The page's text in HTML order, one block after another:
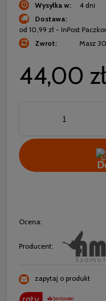
Wysyłka w:
4 dni
Dostawa:
od 10,99 zł - InPost
Zwrot:
Masz
44,00 zł
Ocena:
Producent:
zapytaj o produkt